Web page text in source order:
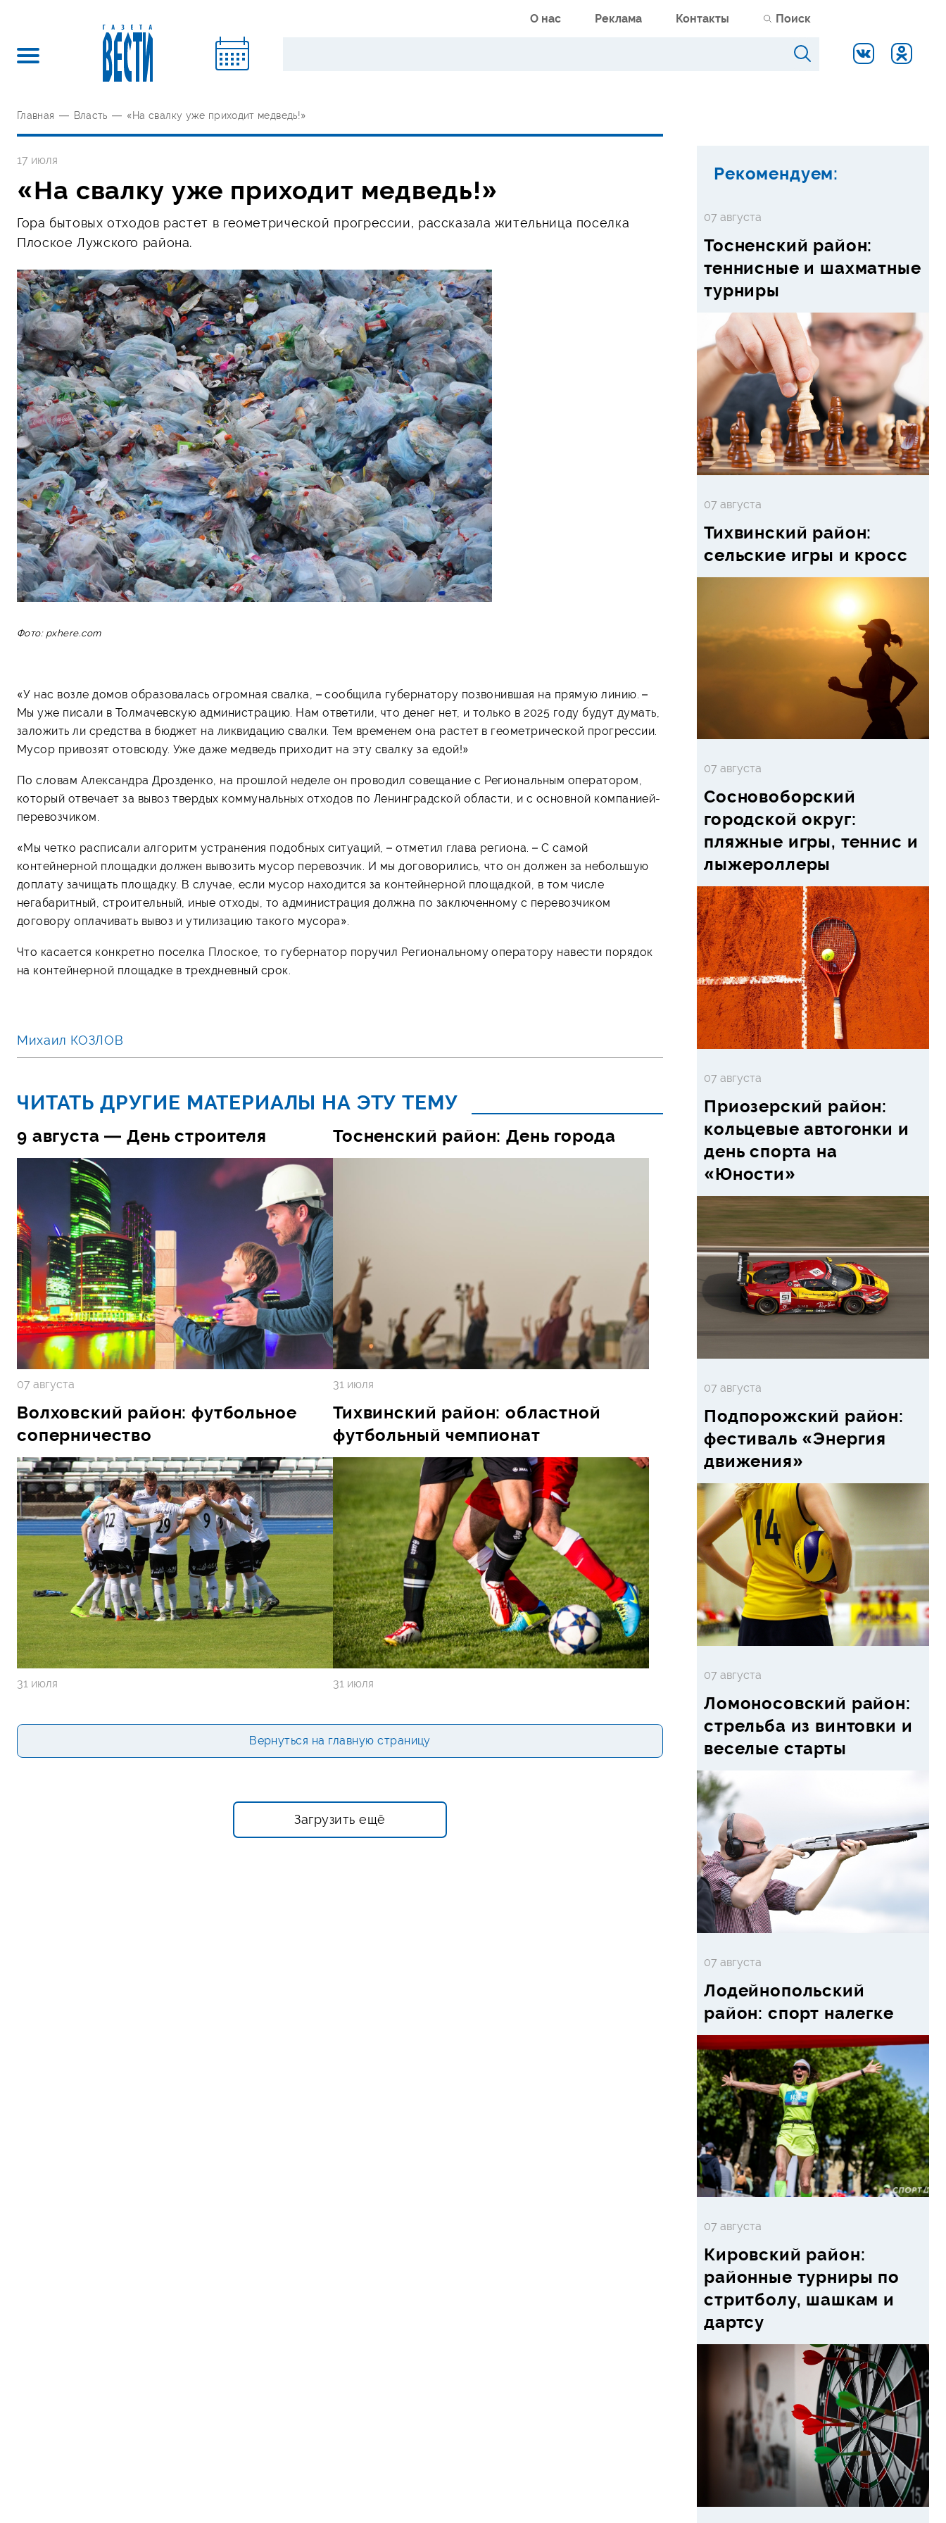
О нас Реклама Контакты Поиск
Главная — Власть — «На свалку уже приходит медведь!»
17 июля
«На свалку уже приходит медведь!»
Гора бытовых отходов растет в геометрической прогрессии, рассказала жительница поселка
Плоское Лужского района.
Фото: pxhere.com
«У нас возле домов образовалась огромная свалка, – сообщила губернатору позвонившая на прямую линию. –
Мы уже писали в Толмачевскую администрацию. Нам ответили, что денег нет, и только в 2025 году будут думать,
заложить ли средства в бюджет на ликвидацию свалки. Тем временем она растет в геометрической прогрессии.
Мусор привозят отовсюду. Уже даже медведь приходит на эту свалку за едой!»
По словам Александра Дрозденко, на прошлой неделе он проводил совещание с Региональным оператором,
который отвечает за вывоз твердых коммунальных отходов по Ленинградской области, и с основной компанией-
перевозчиком.
«Мы четко расписали алгоритм устранения подобных ситуаций, – отметил глава региона. – С самой
контейнерной площадки должен вывозить мусор перевозчик. И мы договорились, что он должен за небольшую
доплату зачищать площадку. В случае, если мусор находится за контейнерной площадкой, в том числе
негабаритный, строительный, иные отходы, то администрация должна по заключенному с перевозчиком
договору оплачивать вывоз и утилизацию такого мусора».
Что касается конкретно поселка Плоское, то губернатор поручил Региональному оператору навести порядок
на контейнерной площадке в трехдневный срок.
Михаил КОЗЛОВ
ЧИТАТЬ ДРУГИЕ МАТЕРИАЛЫ НА ЭТУ ТЕМУ
9 августа — День строителя
07 августа
Тосненский район: День города
31 июля
Волховский район: футбольное
соперничество
31 июля
Тихвинский район: областной
футбольный чемпионат
31 июля
Вернуться на главную страницу
Загрузить ещё
Рекомендуем:
07 августа
Тосненский район:
теннисные и шахматные
турниры
07 августа
Тихвинский район:
сельские игры и кросс
07 августа
Сосновоборский
городской округ:
пляжные игры, теннис и
лыжероллеры
07 августа
Приозерский район:
кольцевые автогонки и
день спорта на
«Юности»
07 августа
Подпорожский район:
фестиваль «Энергия
движения»
07 августа
Ломоносовский район:
стрельба из винтовки и
веселые старты
07 августа
Лодейнопольский
район: спорт налегке
07 августа
Кировский район:
районные турниры по
стритболу, шашкам и
дартсу